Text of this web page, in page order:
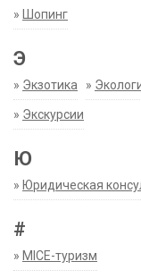
» Шопинг
Э
» Экзотика »
» Экскурсии
Ю
» Юридическая
#
» MICE-туризм